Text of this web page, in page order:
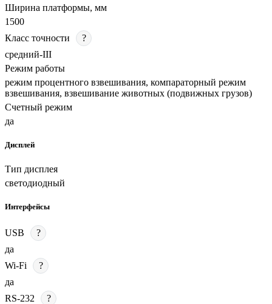
Ширина платформы, мм
1500
Класс точности
?
средний-III
Режим работы
режим процентного взвешивания, компараторный режим
взвешивания, взвешивание животных (подвижных грузов)
Счетный режим
да
Дисплей
Тип дисплея
светодиодный
Интерфейсы
USB
?
да
Wi-Fi
?
да
RS-232
?